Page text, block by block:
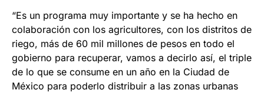
“Es un programa muy importante y se ha hecho en
colaboración con los agricultores, con los distritos de
riego, más de 60 mil millones de pesos en todo el
gobierno para recuperar, vamos a decirlo así, el triple
de lo que se consume en un año en la Ciudad de
México para poderlo distribuir a las zonas urbanas